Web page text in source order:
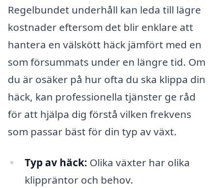
Regelbundet underhåll kan leda till lägre
kostnader eftersom det blir enklare att
hantera en välskött häck jämfört med en
som försummats under en längre tid. Om
du är osäker på hur ofta du ska klippa din
häck, kan professionella tjänster ge råd
för att hjälpa dig förstå vilken frekvens
som passar bäst för din typ av växt.
Typ av häck: Olika växter har olika
klippräntor och behov.